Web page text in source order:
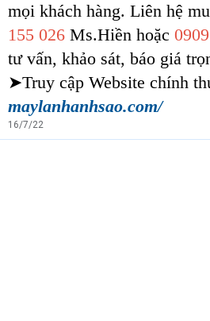
mọi khách hàng. Liên hệ
155 026 Ms.Hiền hoặc
tư vấn, khảo sát, báo giá
➤Truy cập Website chính
maylanhanhsao.com/
16/7/22